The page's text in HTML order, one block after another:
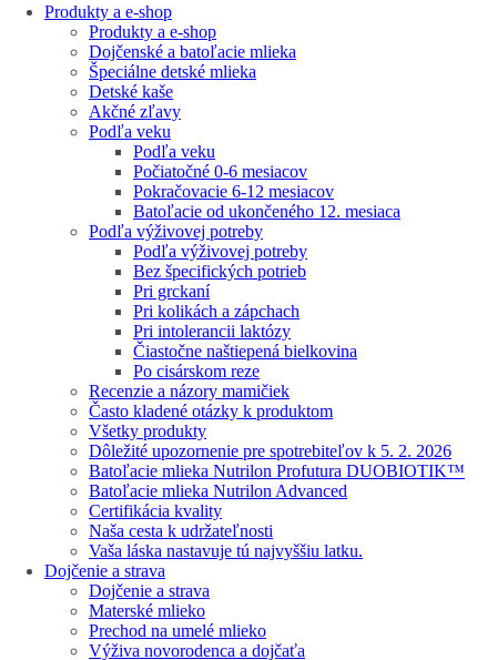
Produkty a e-shop
Produkty a e-shop
Dojčenské a batoľacie mlieka
Špeciálne detské mlieka
Detské kaše
Akčné zľavy
Podľa veku
Podľa veku
Počiatočné 0-6 mesiacov
Pokračovacie 6-12 mesiacov
Batoľacie od ukončeného 12. mesiaca
Podľa výživovej potreby
Podľa výživovej potreby
Bez špecifických potrieb
Pri grckaní
Pri kolikách a zápchach
Pri intolerancii laktózy
Čiastočne naštiepená bielkovina
Po cisárskom reze
Recenzie a názory mamičiek
Často kladené otázky k produktom
Všetky produkty
Dôležité upozornenie pre spotrebiteľov k 5. 2. 2026
Batoľacie mlieka Nutrilon Profutura DUOBIOTIK™
Batoľacie mlieka Nutrilon Advanced
Certifikácia kvality
Naša cesta k udržateľnosti
Vaša láska nastavuje tú najvyššiu latku.
Dojčenie a strava
Dojčenie a strava
Materské mlieko
Prechod na umelé mlieko
Výživa novorodenca a dojčaťa